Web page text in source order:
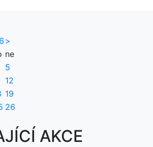
>
ne
5
12
19
26
AKCE